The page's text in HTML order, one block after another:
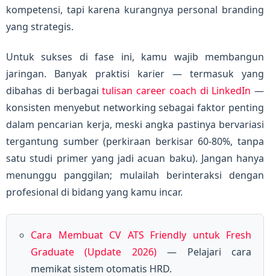
kompetensi, tapi karena kurangnya personal branding
yang strategis.
Untuk sukses di fase ini, kamu wajib membangun
jaringan. Banyak praktisi karier — termasuk yang
dibahas di berbagaitulisan career coach di LinkedIn —
konsisten menyebut networking sebagai faktor penting
dalam pencarian kerja, meski angka pastinya bervariasi
tergantung sumber (perkiraan berkisar 60-80%, tanpa
satu studi primer yang jadi acuan baku). Jangan hanya
menunggu panggilan; mulailah berinteraksi dengan
profesional di bidang yang kamu incar.
Cara Membuat CV ATS Friendly untuk Fresh
Graduate (Update 2026)— Pelajari cara
memikat sistem otomatis HRD.